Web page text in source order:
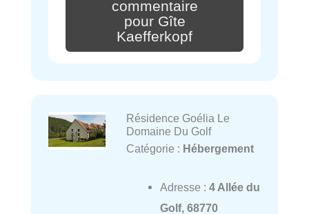
commentaire
pour Gîte
Kaefferkopf
Résidence Goélia Le
Domaine Du Golf
Catégorie : Hébergement
Adresse : 4 Allée du
Golf, 68770